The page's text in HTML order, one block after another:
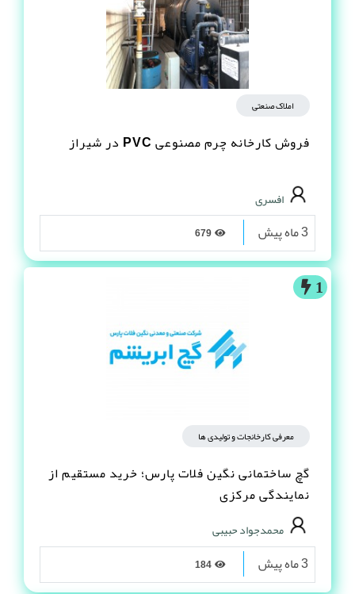
املاک صنعتی
فروش کارخانه چرم مصنوعى PVC در شیراز
افسری
3 ماه پیش
1
معرفی کارخانجات و تولیدی ها
گچ ساختمانی نگین فلات پارس؛ خرید مستقیم از
نمایندگی مرکزی
محمدجواد حبیبی
3 ماه پیش